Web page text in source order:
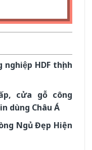
nghiệp HDF thịnh
cửa gỗ công
dùng Châu Á
Ngủ Đẹp Hiện